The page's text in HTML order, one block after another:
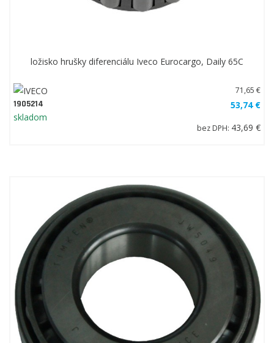
ložisko hrušky diferenciálu Iveco Eurocargo, Daily 65C
1905214
skladom
71,65 €
53,74 €
bez DPH: 43,69 €